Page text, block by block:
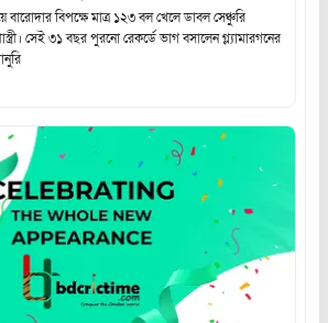
বিপক্ষে মাত্র ১২৩ বল খেলে ডাবল সেঞ্চুরি
সেই ৩১ বছর পুরনো রেকর্ডে ভাগ বসালেন গ্ল্যামারগনের